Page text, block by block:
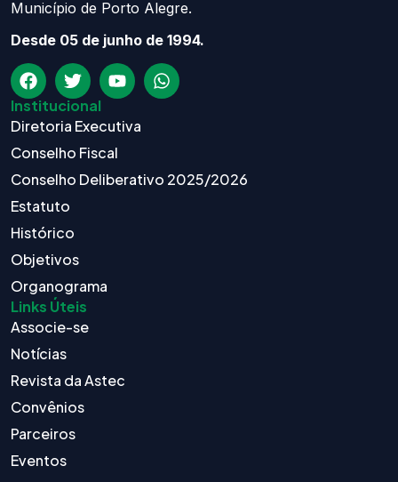
Município de Porto Alegre.
Desde 05 de junho de 1994.
Institucional
Diretoria Executiva
Conselho Fiscal
Conselho Deliberativo 2025/2026
Estatuto
Histórico
Objetivos
Organograma
Links Úteis
Associe-se
Notícias
Revista da Astec
Convênios
Parceiros
Eventos